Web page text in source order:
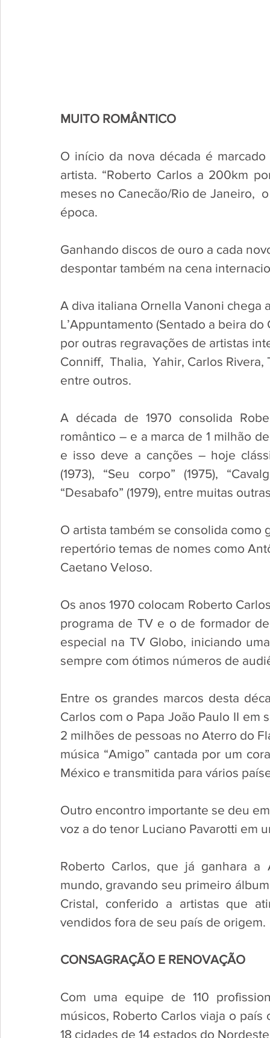
MUITO ROMÂNTICO
O início da nova década é
artista. “Roberto Carlos a 200km
meses no Canecão/Rio de Janeiro,
época.
Ganhando discos de ouro a cada
despontar também na cena
A diva italiana Ornella Vanoni chega
L’Appuntamento (Sentado a beira
por outras regravações de artistas
Conniff,  Thalia,  Yahir, Carlos
entre outros.
A década de 1970 consolida
romântico – e a marca de 1 milhão
e isso deve a canções – hoje
(1973), “Seu corpo” (1975),
“Desabafo” (1979), entre muitas
O artista também se consolida
repertório temas de nomes como
Caetano Veloso.
Os anos 1970 colocam Roberto
programa de TV e o de formador
especial na TV Globo, iniciando
sempre com ótimos números de
Entre os grandes marcos desta
Carlos com o Papa João Paulo II em
2 milhões de pessoas no Aterro do
música “Amigo” cantada por um
México e transmitida para vários
Outro encontro importante se deu
voz a do tenor Luciano Pavarotti em
Roberto Carlos, que já ganhara a
mundo, gravando seu primeiro
Cristal, conferido a artistas que
vendidos fora de seu país de origem.
CONSAGRAÇÃO E RENOVAÇÃO
Com uma equipe de 110
músicos, Roberto Carlos viaja o
18 cidades de 14 estados do